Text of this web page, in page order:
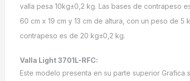
valla pesa 10kg±0,2 kg. Las bases de contrapeso
60 cm x 19 cm y 13 cm de altura, con un peso de
contrapeso es de 20 kg±0,2 kg.
Valla Light 3701L-RFC:
Este modelo presenta en su parte superior Grafica